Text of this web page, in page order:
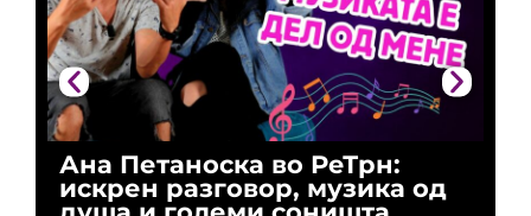
Ана Петаноска во РеТрн:
искрен разговор, музика од